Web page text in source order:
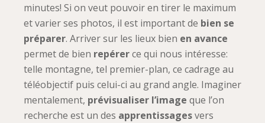
minutes! Si on veut pouvoir en tirer le maximum
et varier ses photos, il est important de bien se
préparer. Arriver sur les lieux bien en avance
permet de bien repérerce qui nous intéresse:
telle montagne, tel premier-plan, ce cadrage au
téléobjectif puis celui-ci au grand angle. Imaginer
mentalement, prévisualiser l’image que l’on
recherche est un des apprentissagesvers